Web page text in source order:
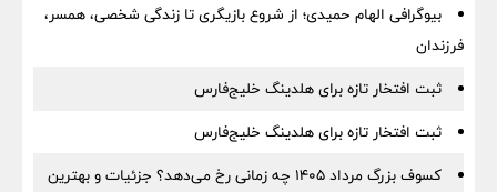
بیوگرافی الهام حمیدی؛ از شروع بازیگری تا زندگی شخصی، همسر،
فرزندان
ثبت افتخار تازه برای هلدینگ خلیج‌فارس
ثبت افتخار تازه برای هلدینگ خلیج‌فارس
کسوف بزرگ مرداد ۱۴۰۵ چه زمانی رخ می‌دهد؟ جزئیات و بهترین